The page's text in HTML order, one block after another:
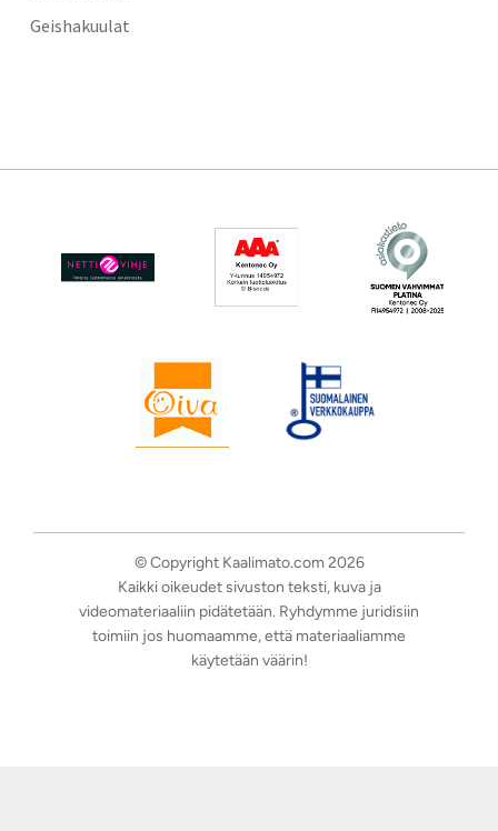
Geishakuulat
© Copyright Kaalimato.com 2026
Kaikki oikeudet sivuston teksti, kuva ja
videomateriaaliin pidätetään. Ryhdymme juridisiin
toimiin jos huomaamme, että materiaaliamme
käytetään väärin!